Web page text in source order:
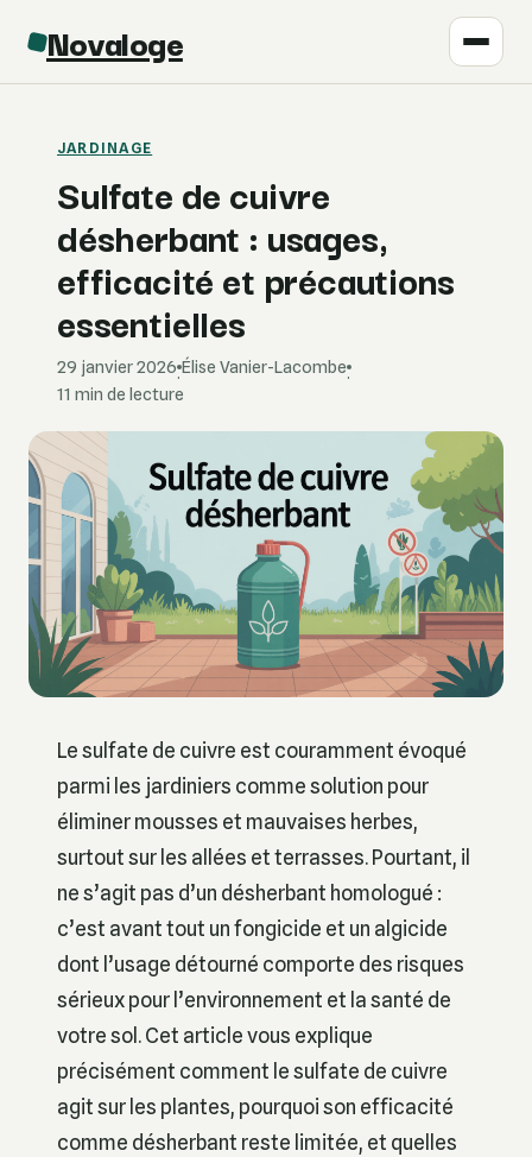
Novaloge
JARDINAGE
Sulfate de cuivre
désherbant : usages,
efficacité et précautions
essentielles
29 janvier 2026
·
Élise Vanier-Lacombe
·
11 min de lecture
Le sulfate de cuivre est couramment évoqué
parmi les jardiniers comme solution pour
éliminer mousses et mauvaises herbes,
surtout sur les allées et terrasses. Pourtant, il
ne s’agit pas d’un désherbant homologué :
c’est avant tout un fongicide et un algicide
dont l’usage détourné comporte des risques
sérieux pour l’environnement et la santé de
votre sol. Cet article vous explique
précisément comment le sulfate de cuivre
agit sur les plantes, pourquoi son efficacité
comme désherbant reste limitée, et quelles